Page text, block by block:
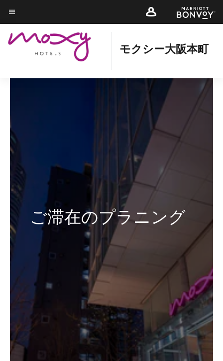
content
Skip
to
main
content
メニューのテキスト
モクシー大阪本町
ご滞在のプラニング